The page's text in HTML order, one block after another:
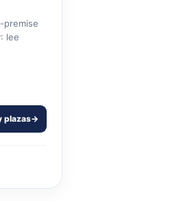
premise
lee
plazas→